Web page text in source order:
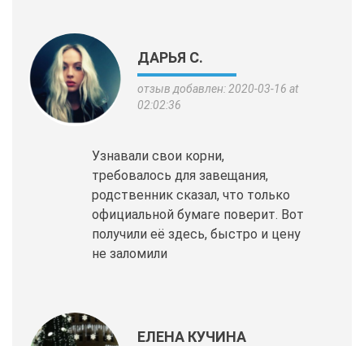
ДАРЬЯ С.
отзыв добавлен: 2020-03-16 at
02:02:36
Узнавали свои корни,
требовалось для завещания,
родственник сказал, что только
официальной бумаге поверит. Вот
получили её здесь, быстро и цену
не заломили
ЕЛЕНА КУЧИНА